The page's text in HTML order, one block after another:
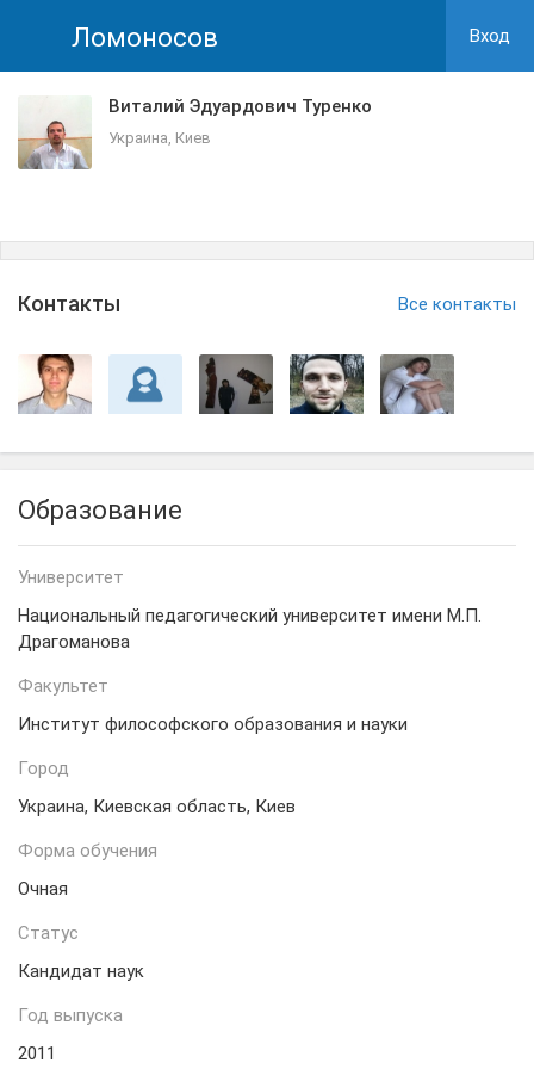
Ломоносов Вход
Виталий Эдуардович Туренко
Украина, Киев
Контакты Все контакты
Образование
Университет
Национальный педагогический университет имени М.П.
Драгоманова
Факультет
Институт философского образования и науки
Город
Украина, Киевская область, Киев
Форма обучения
Очная
Статус
Кандидат наук
Год выпуска
2011